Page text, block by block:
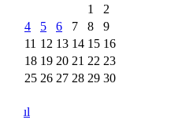
1
2
4 5 6 7 8
9
11 12 13 14 15 16
18 19 20 21 22 23
25 26 27 28 29 30
« Jul